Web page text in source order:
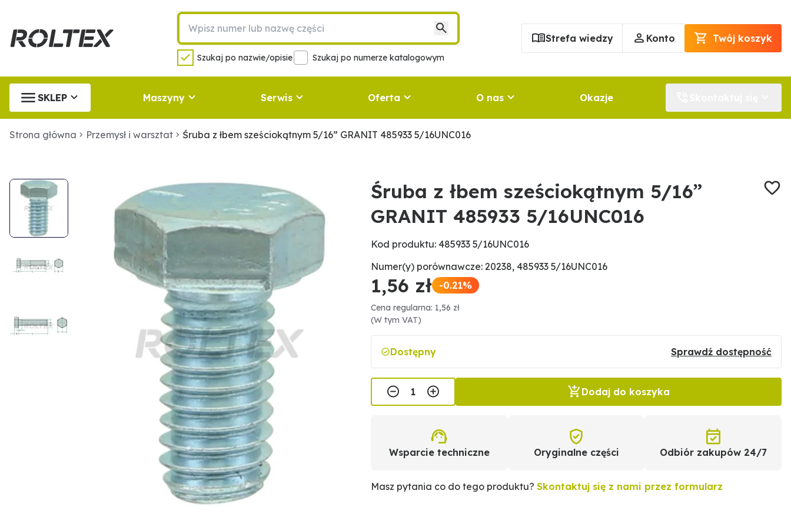
Szukaj po nazwie/opisie Szukaj po numerze katalogowym
Strefa wiedzy Konto Twój koszyk
SKLEP Maszyny Serwis Oferta O nas Okazje
Strona główna Przemysł i warsztat Śruba z łbem sześciokątnym 5/16” GRANIT 485933 5/16UNC016
Śruba z łbem sześciokątnym 5/16”
GRANIT 485933 5/16UNC016
Kod produktu: 485933 5/16UNC016
Numer(y) porównawcze: 20238, 485933 5/16UNC016
1,56 zł -0.21%
Cena regularna: 1,56 zł
(W tym VAT)
Dostępny Sprawdź dostępność
Dodaj do koszyka
Wsparcie techniczne Oryginalne części Odbiór zakupów 24/7
Masz pytania co do tego produktu?Skontaktuj się z nami przez formularz